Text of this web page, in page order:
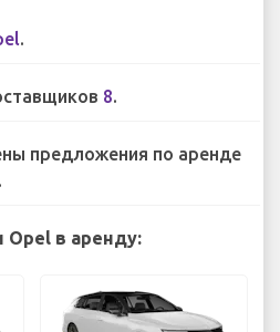
.
8.
предложения по аренде
в аренду: